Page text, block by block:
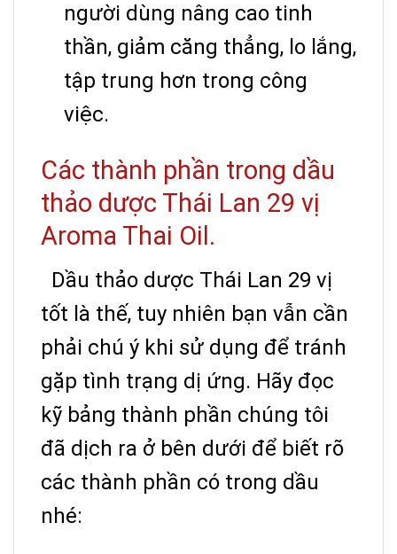
người dùng nâng cao tinh
thần, giảm căng thẳng, lo lắng,
tập trung hơn trong công
việc.
Các thành phần trong dầu
thảo dược Thái Lan 29 vị
Aroma Thai Oil.
Dầu thảo dược Thái Lan 29 vị
tốt là thế, tuy nhiên bạn vẫn cần
phải chú ý khi sử dụng để tránh
gặp tình trạng dị ứng. Hãy đọc
kỹ bảng thành phần chúng tôi
đã dịch ra ở bên dưới để biết rõ
các thành phần có trong dầu
nhé: